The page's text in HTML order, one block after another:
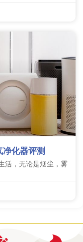
化器评测
活，无论是烟尘，雾